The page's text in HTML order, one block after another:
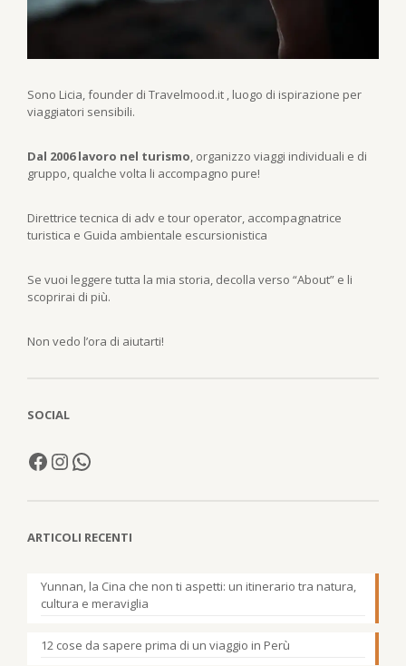
Sono Licia, founder di Travelmood.it , luogo di ispirazione per
viaggiatori sensibili.
Dal 2006 lavoro nel turismo, organizzo viaggi individuali e di
gruppo, qualche volta li accompagno pure!
Direttrice tecnica di adv e tour operator, accompagnatrice
turistica e Guida ambientale escursionistica
Se vuoi leggere tutta la mia storia, decolla verso “About” e li
scoprirai di più.
Non vedo l’ora di aiutarti!
SOCIAL
ARTICOLI RECENTI
Yunnan, la Cina che non ti aspetti: un itinerario tra natura,
cultura e meraviglia
12 cose da sapere prima di un viaggio in Perù